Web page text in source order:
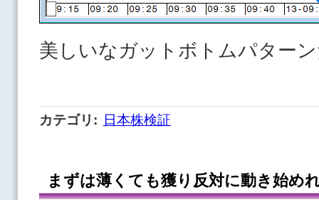
美しいなガットボトムパター
カテゴリ : 日本株検証
まずは薄くても獲り反対に動き始め